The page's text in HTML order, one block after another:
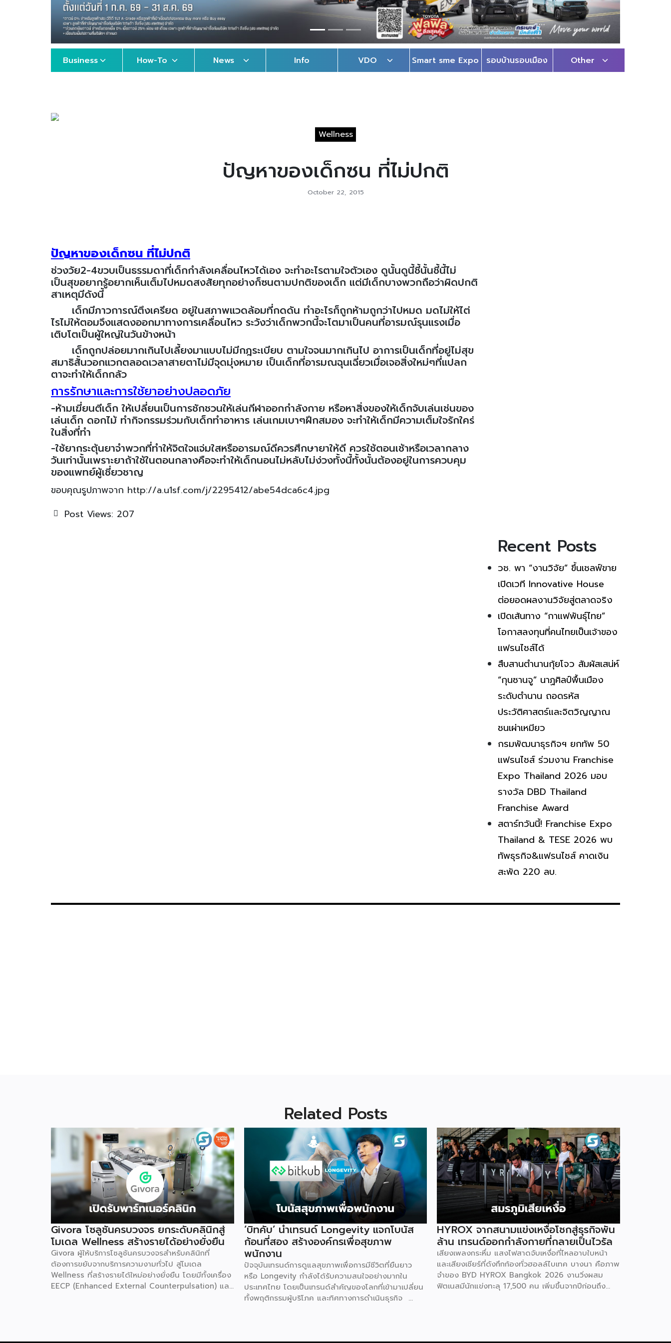
Business How-To News Info VDO Smart sme Expo รอบบ้านรอบเมือง Other
Wellness
ปัญหาของเด็กซน ที่ไม่ปกติ
October 22, 2015
ปัญหาของเด็กซน ที่ไม่ปกติ
ช่วงวัย2-4ขวบเป็นธรรมดาที่เด็กกำลังเคลื่อนไหวได้เอง จะทำอะไรตามใจตัวเอง ดูนั้นดูนี้ชี้นั้นชี้นี้ไม่
เป็นสุขอยากรู้อยากเห็นเต็มไปหมดสงสัยทุกอย่างก็ซนตามปกติของเด็ก แต่มีเด็กบางพวกถือว่าผิดปกติ
สาเหตุมีดังนี้
เด็กมีภาวการณ์ตึงเครียด อยู่ในสภาพแวดล้อมที่กดดัน ทำอะไรก็ถูกห้ามถูกว่าไปหมด มดไม่ให้ไต่
ไรไม่ให้ตอมจึงแสดงออกมาทางการเคลื่อนไหว ระวังว่าเด็กพวกนี้จะโตมาเป็นคนที่อารมณ์รุนแรงเมื่อ
เติบโตเป็นผู้ใหญ่ในวันข้างหน้า
เด็กถูกปล่อยมากเกินไปเลี้ยงมาแบบไม่มีกฎระเบียบ ตามใจจนมากเกินไป อาการเป็นเด็กที่อยู่ไม่สุข
สมาธิสั้นวอกแวกตลอดเวลาสายตาไม่มีจุดมุ่งหมาย เป็นเด็กที่อารมณฉุนเฉี่ยวเมื่อเจอสิ่งใหม่ๆที่แปลก
ตาจะทำให้เด็กกลัว
การรักษาและการใช้ยาอย่างปลอดภัย
-ห้ามเฆี่ยนตีเด็ก ให้เปลี่ยนเป็นการชักชวนให้เล่นกีฬาออกกำลังกาย หรือหาสิ่งของให้เด็กจับเล่นเช่นของ
เล่นเด็ก ดอกไม้ ทำกิจกรรมร่วมกับเด็กทำอาหาร เล่นเกมเบาๆฝึกสมอง จะทำให้เด็กมีความเต็มใจรักใคร่
ในสิ่งที่ทำ
-ใช้ยากระตุ้นยาจำพวกที่ทำให้จิตใจแจ่มใสหรืออารมณ์ดีควรศึกษายาให้ดี ควรใช้ตอนเช้าหรือเวลากลาง
วันเท่านั้นเพราะยาถ้าใช้ในตอนกลางคือจะทำให้เด็กนอนไม่หลับไม่ง่วงทั้งนี้ทั้งนั้นต้องอยู่ในการควบคุม
ของแพทย์ผู้เชี่ยวชาญ
ขอบคุณรูปภาพจาก http://a.u1sf.com/j/2295412/abe54dca6c4.jpg
Post Views: 207
Recent Posts
วช. พา “งานวิจัย” ขึ้นเชลฟ์ขาย
เปิดเวที Innovative House
ต่อยอดผลงานวิจัยสู่ตลาดจริง
เปิดเส้นทาง “กาแฟพันธุ์ไทย”
โอกาสลงทุนที่คนไทยเป็นเจ้าของ
แฟรนไชส์ได้
สืบสานตำนานกุ้ยโจว สัมผัสเสน่ห์
“กุนซานจู” นาฏศิลป์พื้นเมือง
ระดับตำนาน ถอดรหัส
ประวัติศาสตร์และจิตวิญญาณ
ชนเผ่าเหมียว
กรมพัฒนาธุรกิจฯ ยกทัพ 50
แฟรนไชส์ ร่วมงาน Franchise
Expo Thailand 2026 มอบ
รางวัล DBD Thailand
Franchise Award
สตาร์ทวันนี้! Franchise Expo
Thailand & TESE 2026 พบ
ทัพธุรกิจ&แฟรนไชส์ คาดเงิน
สะพัด 220 ลบ.
Related Posts
Givora โซลูชันครบวงจร ยกระดับคลินิกสู่
โมเดล Wellness สร้างรายได้อย่างยั่งยืน
Givora ผู้ให้บริการโซลูชันครบวงจรสำหรับคลินิกที่
ต้องการขยับจากบริการความงามทั่วไป สู่โมเดล
Wellness ที่สร้างรายได้ใหม่อย่างยั่งยืน โดยมีทั้งเครื่อง
EECP (Enhanced External Counterpulsation) และ
‘บิทคับ’ นำเทรนด์ Longevity แจกโบนัส
ก้อนที่สอง สร้างองค์กรเพื่อสุขภาพ
พนักงาน
ปัจจุบันเทรนด์การดูแลสุขภาพเพื่อการมีชีวิตที่ยืนยาว
หรือ Longevity กำลังได้รับความสนใจอย่างมากใน
ประเทศไทย โดยเป็นเทรนด์สำคัญของโลกที่เข้ามาเปลี่ยน
ทั้งพฤติกรรมผู้บริโภค และทิศทางการดำเนินธุรกิจ
HYROX จากสนามแข่งเหงื่อโชกสู่ธุรกิจพัน
ล้าน เทรนด์ออกกำลังกายที่กลายเป็นไวรัล
เสียงเพลงกระหึ่ม แสงไฟสาดจับเหงื่อที่ไหลอาบใบหน้า
และเสียงเชียร์ที่ดังกึกก้องทั่วฮอลล์ไบเทค บางนา คือภาพ
จำของ BYD HYROX Bangkok 2026 งานวิ่งผสม
ฟิตเนสมีนักแข่งทะลุ 17,500 คน เพิ่มขึ้นจากปีก่อนถึง